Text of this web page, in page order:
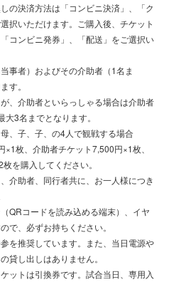
の決済方法は「コンビニ決済」、「ク
択いただけます。ご購入後、チケット
コンビニ発券」、「配送」をご選択い
事者）およびその介助者（1名ま
す。
、介助者といらっしゃる場合は介助者
3名までとなります。
、子、子、の4人で観戦する場合
枚、介助者チケット7,500円×1枚、
を購入してください。
介助者、同行者共に、お一人様につき
QRコードを読み込める端末）、イヤ
で、必ずお持ちください。
を推奨しています。また、当日電源や
貸し出しはありません。
ットは引換券です。試合当日、専用入